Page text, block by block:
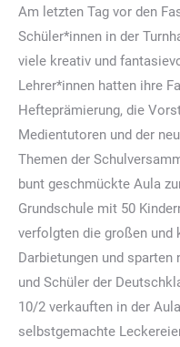
Am letzten Tag vor den
Schüler*innen in der
viele kreativ und
Lehrer*innen hatten ihre
Hefteprämierung, die
Medientutoren und der
Themen der
bunt geschmückte Aula
Grundschule mit 50
verfolgten die großen und
Darbietungen und
und Schüler der
10/2 verkauften in der
selbstgemachte